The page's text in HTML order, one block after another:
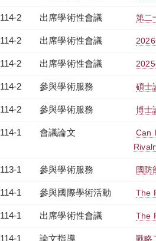
114-2 出席學術性會議 第二
114-2 出席學術性會議
114-2 出席學術性會議
114-2 參與學術服務 碩士
114-2 參與學術服務 博士
114-1 會議論文
Can
113-1 參與學術服務 國防
114-1 參與國際學術活動 The
114-1 出席學術性會議 The
114-1 論文指導 戰略